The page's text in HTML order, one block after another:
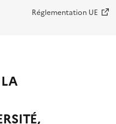
Réglementation UE